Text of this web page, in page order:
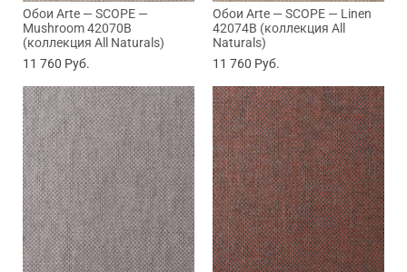
Обои Arte — SCOPE —
Mushroom 42070B
(коллекция All Naturals)
11 760 Руб.
Обои Arte — SCOPE — Linen
42074B (коллекция All
Naturals)
11 760 Руб.